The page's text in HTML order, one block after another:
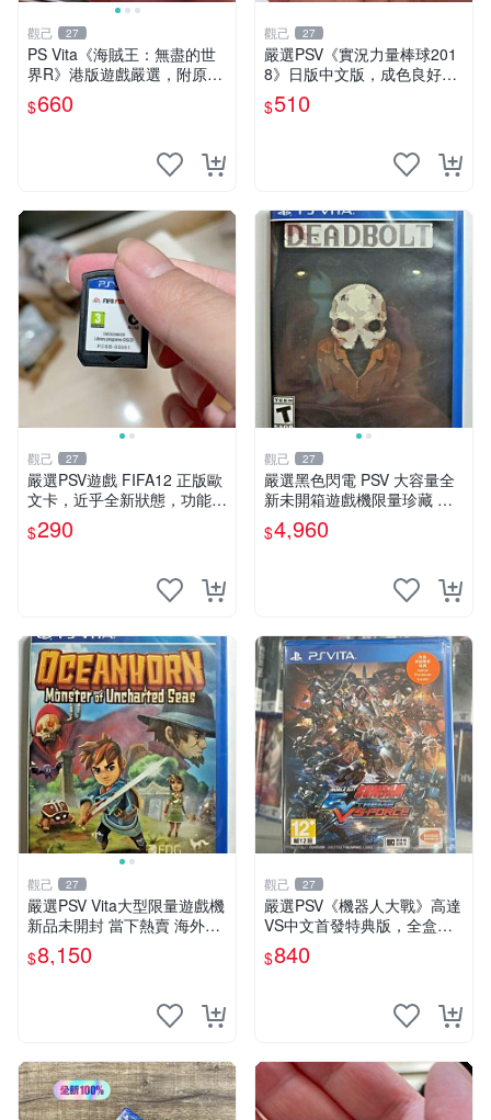
觀己 27
PS Vita《海賊王：無盡的世
界R》港版遊戲嚴選，附原廠
包裝，狀態如新，運作順暢，
支援Vita平臺 無盡世界 港版
$660
觀己 27
嚴選PSV《實況力量棒球201
8》日版中文版，成色良好卡
帶無包裝，功能完好支援原
機，經典體育遊戲推薦收藏。
$510
觀己 27
嚴選PSV遊戲 FIFA12 正版歐
文卡，近乎全新狀態，功能完
Good如初。裸卡 清潔 FIFA
12
$290
觀己 27
嚴選黑色閃電 PSV 大容量全
新未開箱遊戲機限量珍藏 電
玩 測試版 遊戲機 PSVita
$4,960
觀己 27
嚴選PSV Vita大型限量遊戲機
新品未開封 當下熱賣 海外版
發行限量 測試版
$8,150
觀己 27
嚴選PSV《機器人大戰》高達
VS中文首發特典版，全盒未
開封收藏佳品 電腦遊戲 現代
電玩 PSP 游戲機
$840